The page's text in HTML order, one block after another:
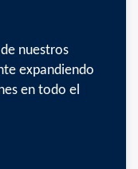
nuestros
expandiendo
en todo el